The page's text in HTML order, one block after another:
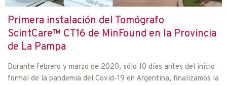
Primera instalación del Tomógrafo
ScintCare™ CT16 de MinFound en la Provincia
de La Pampa
Durante febrero y marzo de 2020, sólo 10 días antes del inicio
formal de la pandemia del Covid-19 en Argentina, finalizamos la